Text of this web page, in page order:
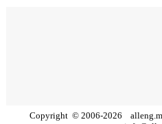
Copyright © 2006-2026